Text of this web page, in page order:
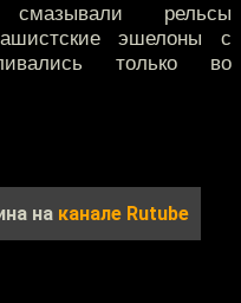
смазывали рельсы
эшелоны с
только во
на канале Rutube